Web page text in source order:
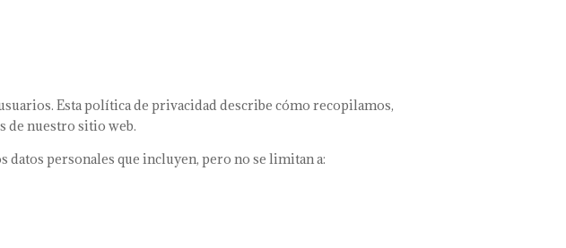
Esta política de privacidad describe cómo recopilamos,
de nuestro sitio web.
personales que incluyen, pero no se limitan a: